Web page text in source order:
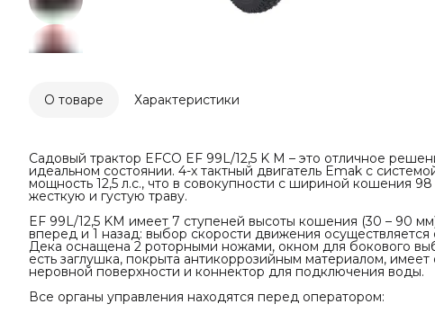
О товаре Характеристики
Садовый трактор EFCO EF 99L/12,5 K M – это отличное
идеальном состоянии. 4-х тактный двигатель Emak с
мощность 12,5 л.с., что в совокупности с шириной кошения
жесткую и густую траву.
EF 99L/12,5 KM имеет 7 ступеней высоты кошения (30 – 90
вперед и 1 назад: выбор скорости движения
Дека оснащена 2 роторными ножами, окном для бокового
есть заглушка, покрыта антикоррозийным материалом,
неровной поверхности и коннектор для подключения воды.
Все органы управления находятся перед оператором: